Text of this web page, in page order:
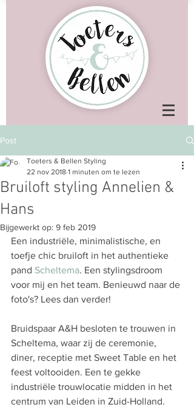
Post
Bruiloft styling Annelien &
Hans
Toeters & Bellen Styling
22 nov 2018 1 minuten om te lezen
Bijgewerkt op: 9 feb 2019
Een industriële, minimalistische, en
toefje chic bruiloft in het authentieke
pand Scheltema. Een stylingsdroom
voor mij en het team. Benieuwd naar de
foto's? Lees dan verder!
Bruidspaar A&H besloten te trouwen in
Scheltema, waar zij de ceremonie,
diner, receptie met Sweet Table en het
feest voltooiden. Een te gekke
industriële trouwlocatie midden in het
centrum van Leiden in Zuid-Holland.